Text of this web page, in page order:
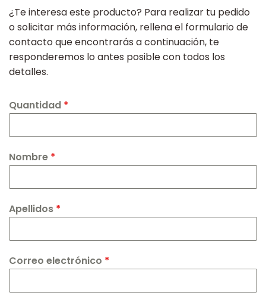
¿Te interesa este producto? Para realizar tu pedido
o solicitar más información, rellena el formulario de
contacto que encontrarás a continuación, te
responderemos lo antes posible con todos los
detalles.
Quantidad *
Nombre *
Apellidos *
Correo electrónico *